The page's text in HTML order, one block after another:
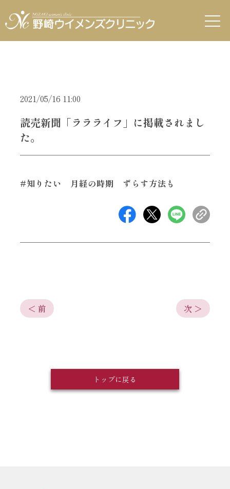
2021/05/16 11:00
読売新聞「ララライフ」に掲載されまし
た。
#知りたい 月経の時期 ずらす方法も
＜ 前 次 ＞
トップに戻る